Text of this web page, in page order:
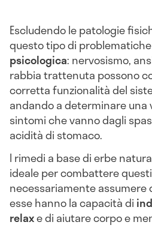
Escludendo le patologie
questo tipo di
psicologica: nervosismo,
rabbia trattenuta possono
corretta funzionalità del
andando a determinare una
sintomi che vanno dagli
acidità di stomaco.
I rimedi a base di erbe
ideale per combattere
necessariamente assumere
esse hanno la capacità di
relaxe di aiutare corpo e